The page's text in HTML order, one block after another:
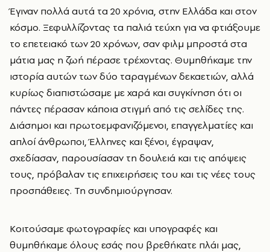
Έγιναν πολλά αυτά τα 20 χρόνια, στην Ελλάδα και στον
κόσμο. Ξεφυλλίζοντας τα παλιά τεύχη για να φτιάξουμε
το επετειακό των 20 χρόνων, σαν φιλμ μπροστά στα
μάτια μας η ζωή πέρασε τρέχοντας. Θυμηθήκαμε την
ιστορία αυτών των δύο ταραγμένων δεκαετιών, αλλά
κυρίως διαπιστώσαμε με χαρά και συγκίνηση ότι οι
πάντες πέρασαν κάποια στιγμή από τις σελίδες της.
Διάσημοι και πρωτοεμφανιζόμενοι, επαγγελματίες και
απλοί άνθρωποι, Έλληνες και ξένοι, έγραψαν,
σχεδίασαν, παρουσίασαν τη δουλειά και τις απόψεις
τους, πρόβαλαν τις επιχειρήσεις του και τις νέες τους
προσπάθειες. Τη συνδημιούργησαν.
Κοιτούσαμε φωτογραφίες και υπογραφές και
θυμηθήκαμε όλους εσάς που βρεθήκατε πλάι μας,